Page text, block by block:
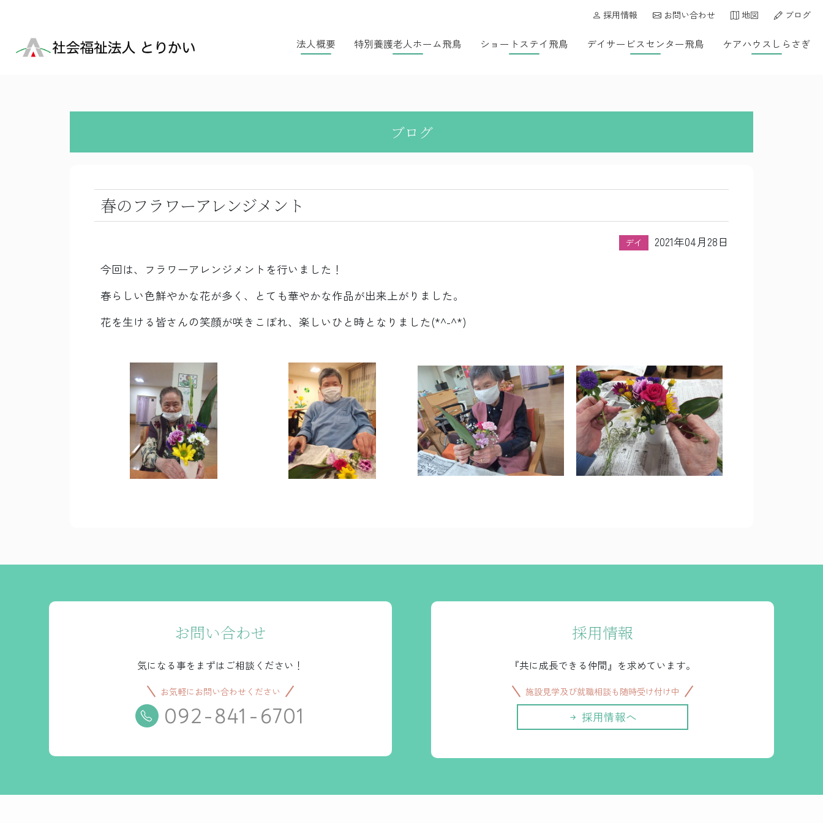
採用情報 お問い合わせ 地図 ブログ
法人概要 特別養護老人ホーム飛鳥 ショートステイ飛鳥 デイサービスセンター飛鳥 ケアハウスしらさぎ
ブログ
春のフラワーアレンジメント
デイ
2021年04月28日
今回は、フラワーアレンジメントを行いました！
春らしい色鮮やかな花が多く、とても華やかな作品が出来上がりました。
花を生ける皆さんの笑顔が咲きこぼれ、楽しいひと時となりました(*^-^*)
お問い合わせ
気になる事をまずはご相談ください！
お気軽にお問い合わせください
092-841-6701
採用情報
『共に成長できる仲間』を求めています。
施設見学及び就職相談も随時受け付け中
採用情報へ